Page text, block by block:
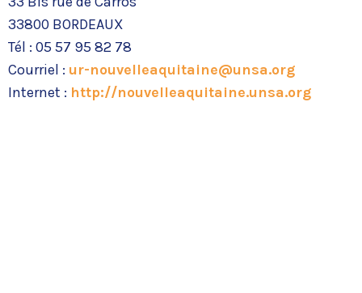
33800 BORDEAUX
Tél : 05 57 95 82 78
Courriel : ur-nouvelleaquitaine@unsa.org
Internet : http://nouvelleaquitaine.unsa.org